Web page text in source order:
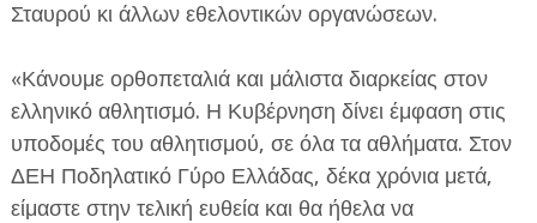
Σταυρού κι άλλων εθελοντικών οργανώσεων.
«Κάνουμε ορθοπεταλιά και μάλιστα διαρκείας στον
ελληνικό αθλητισμό. Η Κυβέρνηση δίνει έμφαση στις
υποδομές του αθλητισμού, σε όλα τα αθλήματα. Στον
ΔΕΗ Ποδηλατικό Γύρο Ελλάδας, δέκα χρόνια μετά,
είμαστε στην τελική ευθεία και θα ήθελα να